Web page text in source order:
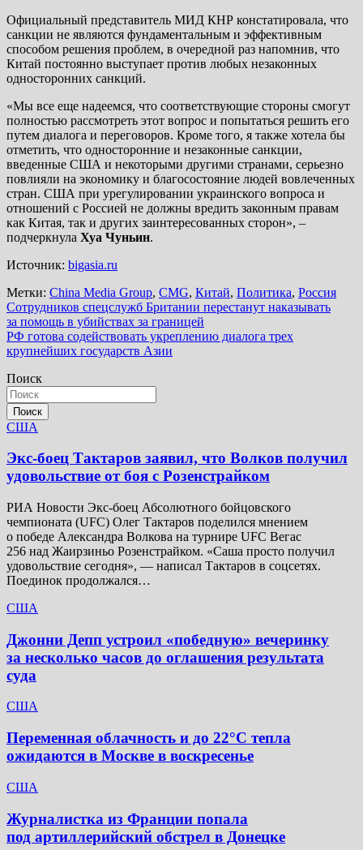
Официальный представитель МИД КНР констатировала, что
санкции не являются фундаментальным и эффективным
способом решения проблем, в очередной раз напомнив, что
Китай постоянно выступает против любых незаконных
односторонних санкций.
«Мы все еще надеемся, что соответствующие стороны смогут
полностью рассмотреть этот вопрос и попытаться решить его
путем диалога и переговоров. Кроме того, я также хотела бы
отметить, что односторонние и незаконные санкции,
введенные США и некоторыми другими странами, серьезно
повлияли на экономику и благосостояние людей вовлеченных
стран. США при урегулировании украинского вопроса и
отношений с Россией не должны вредить законным правам
как Китая, так и других заинтересованных сторон», –
подчеркнула Хуа Чуньин.
Источник: bigasia.ru
Метки: China Media Group, CMG, Китай, Политика, Россия
Навигация
по
записям
Сотрудников спецслужб Британии перестанут наказывать
за помощь в убийствах за границей
РФ готова содействовать укреплению диалога трех
крупнейших государств Азии
Поиск
Поиск
США
Экс-боец Тактаров заявил, что Волков получил
удовольствие от боя с Розенстрайком
РИА Новости Экс-боец Абсолютного бойцовского
чемпионата (UFC) Олег Тактаров поделился мнением
о победе Александра Волкова на турнире UFC Вегас
256 над Жаирзиньо Розенстрайком. «Саша просто получил
удовольствие сегодня», — написал Тактаров в соцсетях.
Поединок продолжался…
США
Джонни Депп устроил «победную» вечеринку
за несколько часов до оглашения результата
суда
США
Переменная облачность и до 22°C тепла
ожидаются в Москве в воскресенье
США
Журналистка из Франции попала
под артиллерийский обстрел в Донецке